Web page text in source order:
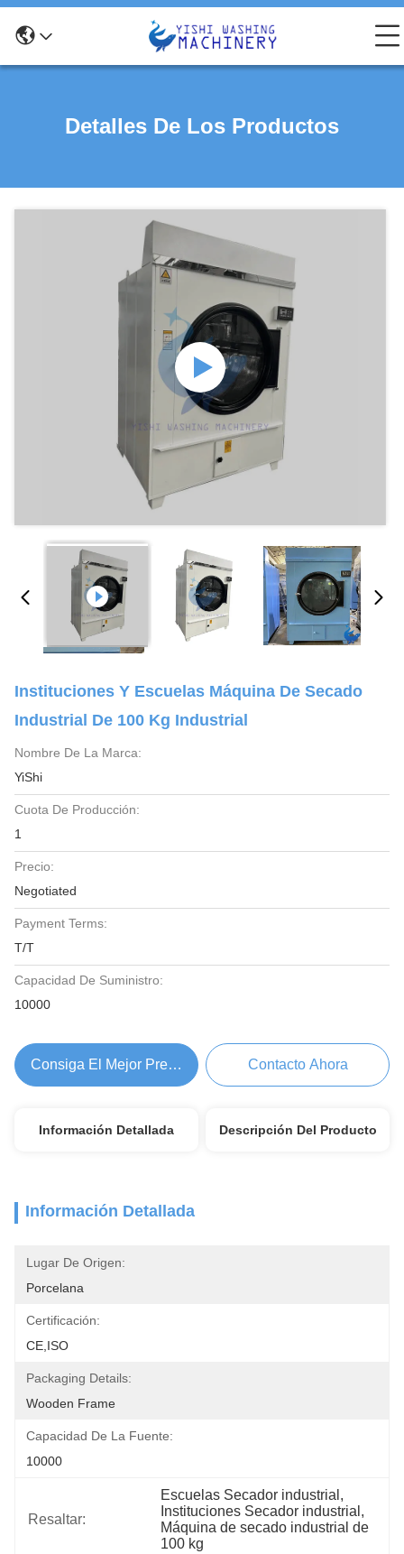
Detalles De Los Productos
Instituciones Y Escuelas Máquina De Secado
Industrial De 100 Kg Industrial
Nombre De La Marca:
YiShi
Cuota De Producción:
1
Precio:
Negotiated
Payment Terms:
T/T
Capacidad De Suministro:
10000
Consiga El Mejor Precio Contacto Ahora
Información Detallada Descripción Del Producto
Información Detallada
Lugar De Origen:
Porcelana
Certificación:
CE,ISO
Packaging Details:
Wooden Frame
Capacidad De La Fuente:
10000
Resaltar:
Escuelas Secador industrial ,
Instituciones Secador industrial ,
Máquina de secado industrial de
100 kg